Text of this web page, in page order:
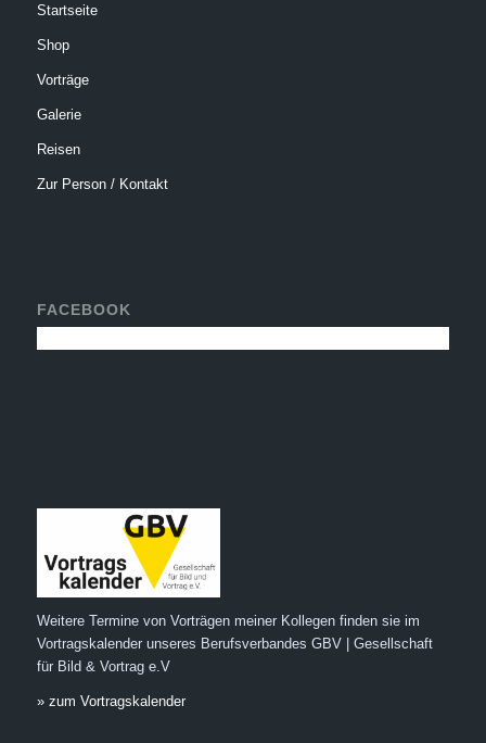
Startseite
Shop
Vorträge
Galerie
Reisen
Zur Person / Kontakt
FACEBOOK
Weitere Termine von Vorträgen meiner Kollegen finden sie im
Vortragskalender unseres Berufsverbandes GBV | Gesellschaft
für Bild & Vortrag e.V
» zum Vortragskalender